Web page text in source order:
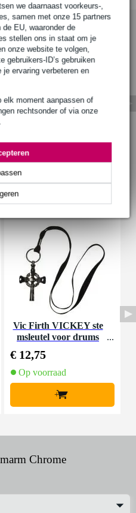
we daarnaast voorkeurs-,
samen met onze 15 partners
EU, waaronder de
stellen ons in staat om je
onze website te volgen,
gebruikers-ID’s gebruiken
ervaring verbeteren en
elk moment aanpassen of
rechtsonder of via onze
Vic Firth VICKEY ste
msleutel voor drums
€ 12,75
Op voorraad
+
Chrome